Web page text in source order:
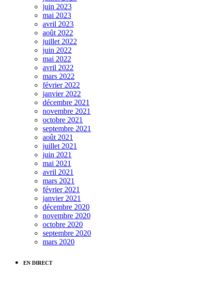
juin 2023
mai 2023
avril 2023
août 2022
juillet 2022
juin 2022
mai 2022
avril 2022
mars 2022
février 2022
janvier 2022
décembre 2021
novembre 2021
octobre 2021
septembre 2021
août 2021
juillet 2021
juin 2021
mai 2021
avril 2021
mars 2021
février 2021
janvier 2021
décembre 2020
novembre 2020
octobre 2020
septembre 2020
mars 2020
EN DIRECT